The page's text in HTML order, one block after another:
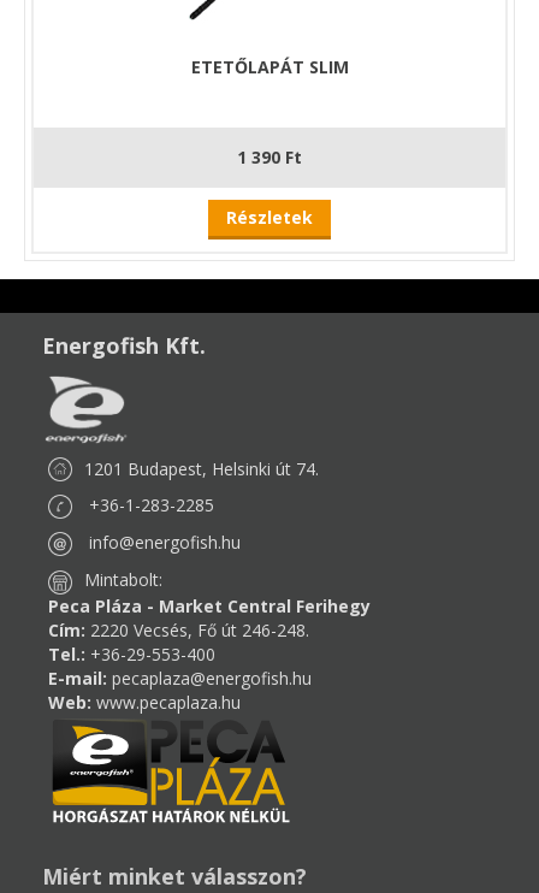
ETETŐLAPÁT SLIM
1 390 Ft
Részletek
Energofish Kft.
1201 Budapest, Helsinki út 74.
+36-1-283-2285
info@energofish.hu
Mintabolt:
Peca Pláza - Market Central Ferihegy
Cím: 2220 Vecsés, Fő út 246-248.
Tel.: +36-29-553-400
E-mail: pecaplaza@energofish.hu
Web: www.pecaplaza.hu
Miért minket válasszon?